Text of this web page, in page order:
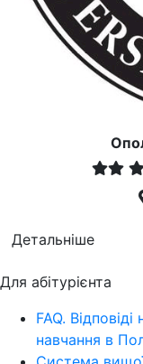
Детальніше
Для абітурієнта
FAQ.
навчання в